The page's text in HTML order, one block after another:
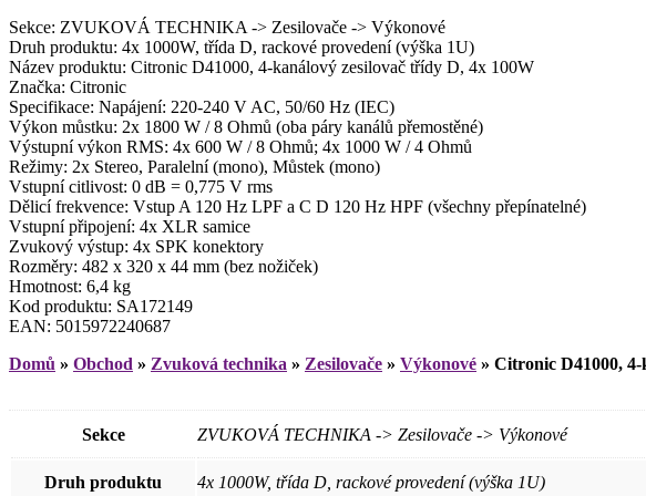
Sekce: ZVUKOVÁ TECHNIKA -> Zesilovače -> Výkonové
Druh produktu: 4x 1000W, třída D, rackové provedení (výška 1U)
Název produktu: Citronic D41000, 4-kanálový zesilovač třídy D, 4x 100W
Značka: Citronic
Specifikace: Napájení: 220-240 V AC, 50/60 Hz (IEC)
Výkon můstku: 2x 1800 W / 8 Ohmů (oba páry kanálů přemostěné)
Výstupní výkon RMS: 4x 600 W / 8 Ohmů; 4x 1000 W / 4 Ohmů
Režimy: 2x Stereo, Paralelní (mono), Můstek (mono)
Vstupní citlivost: 0 dB = 0,775 V rms
Dělicí frekvence: Vstup A 120 Hz LPF a C D 120 Hz HPF (všechny přepínatelné)
Vstupní připojení: 4x XLR samice
Zvukový výstup: 4x SPK konektory
Rozměry: 482 x 320 x 44 mm (bez nožiček)
Hmotnost: 6,4 kg
Kod produktu: SA172149
EAN: 5015972240687
Domů » Obchod » Zvuková technika » Zesilovače » Výkonové » Citronic D41000,
Sekce ZVUKOVÁ TECHNIKA -> Zesilovače -> Výkonové
Druh produktu 4x 1000W, třída D, rackové provedení (výška 1U)